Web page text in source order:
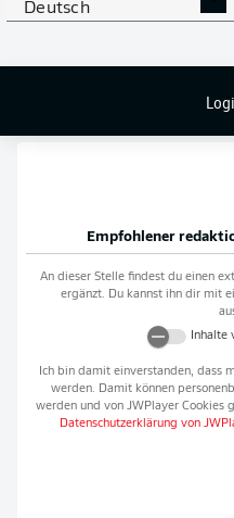
Deutsch
Empfohlener
An dieser Stelle findest du einen
ergänzt. Du kannst ihn dir mit
Inhalte
Ich bin damit einverstanden, dass
werden. Damit können
werden und von JWPlayerCookies
Datenschutzerklärung von